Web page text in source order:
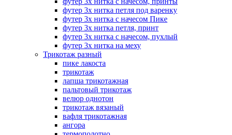
футер 3х нитка петля под варенку
футер 3х нитка с начесом Пике
футер 3х нитка петля, принт
футер 3х нитка с начесом, пухлый
футер 3х нитка на меху
Трикотаж разный
пике лакоста
трикотаж
лапша трикотажная
пальтовый трикотаж
велюр однотон
трикотаж вязаный
вафля трикотажная
ангора